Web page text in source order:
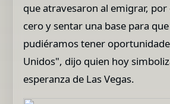
que atravesaron al emigrar,
cero y sentar una base para
pudiéramos tener
Unidos", dijo quien hoy
esperanza de Las Vegas.